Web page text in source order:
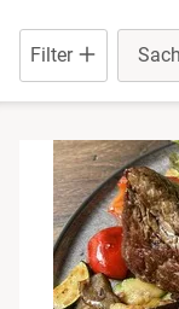
Filter
Niedersachsen
Rheinland-Pfalz
Saarland
Sachsen
Düsseldorf
Frankfurt am Main
Freiburg im
Greiz
Rum Tasting
Sekt Tasting
Tequila
Wein Tasting